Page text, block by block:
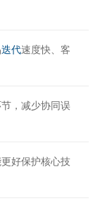
迭代速度快、客
，减少协同误
好保护核心技